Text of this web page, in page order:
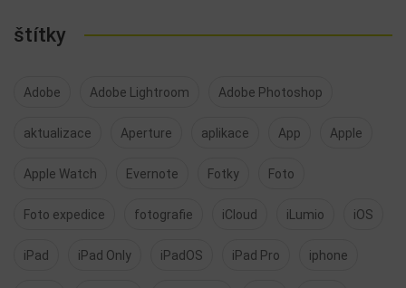
štítky
Adobe Adobe Lightroom Adobe Photoshop
aktualizace Aperture aplikace App Apple
Apple Watch Evernote Fotky Foto
Foto expedice fotografie iCloud iLumio iOS
iPad iPad Only iPadOS iPad Pro iphone